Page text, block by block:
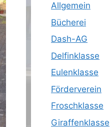
Allgemein
Bücherei
Dash-AG
Delfinklasse
Eulenklasse
Förderverein
Froschklasse
Giraffenklasse